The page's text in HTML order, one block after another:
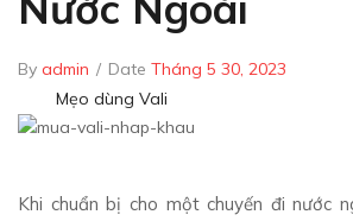
By admin / Date Tháng 5 30, 2023
Mẹo dùng Vali
Khi chuẩn bị cho một chuyến đi nước